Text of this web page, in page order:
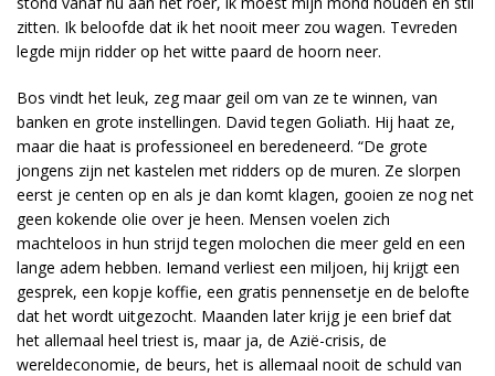
zitten. Ik beloofde dat ik het nooit meer zou wagen. Tevreden
legde mijn ridder op het witte paard de hoorn neer.
Bos vindt het leuk, zeg maar geil om van ze te winnen, van
banken en grote instellingen. David tegen Goliath. Hij haat ze,
maar die haat is professioneel en beredeneerd. “De grote
jongens zijn net kastelen met ridders op de muren. Ze slorpen
eerst je centen op en als je dan komt klagen, gooien ze nog net
geen kokende olie over je heen. Mensen voelen zich
machteloos in hun strijd tegen molochen die meer geld en een
lange adem hebben. Iemand verliest een miljoen, hij krijgt een
gesprek, een kopje koffie, een gratis pennensetje en de belofte
dat het wordt uitgezocht. Maanden later krijg je een brief dat
het allemaal heel triest is, maar ja, de Azië-crisis, de
wereldeconomie, de beurs, het is allemaal nooit de schuld van